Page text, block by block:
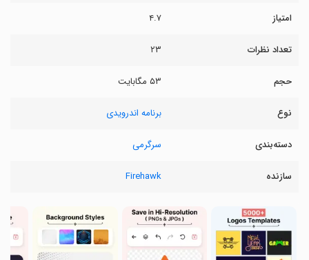
امتیاز ۴.۷
تعداد نظرات ۲۳
حجم ۵۳ مگابایت
نوع برنامه اندرویدی
دسته‌بندی سرگرمی
سازنده Firehawk